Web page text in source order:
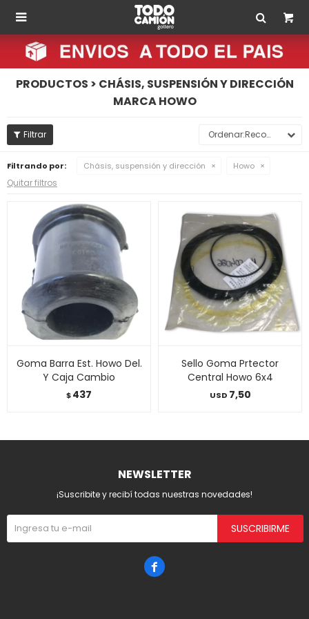

PRODUCTOS > CHÁSIS, SUSPENSIÓN Y DIRECCIÓN
MARCA HOWO
Recomendados
Filtrando por: Chásis, suspensión y dirección Howo
Quitar filtros
Goma Barra Est. Howo Del.
Y Caja Cambio
$437
Sello Goma Prtector
Central Howo 6x4
USD 7,50
NEWSLETTER
¡Suscribite y recibí todas nuestras novedades!
SUSCRIBIRME
